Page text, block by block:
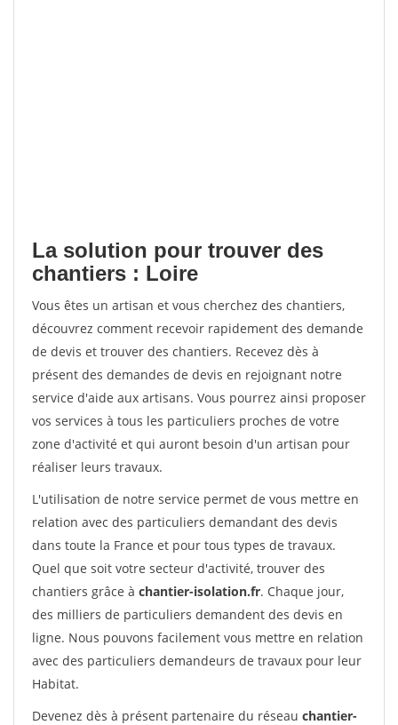
La solution pour trouver des
chantiers : Loire
Vous êtes un artisan et vous cherchez des chantiers,
découvrez comment recevoir rapidement des demande
de devis et trouver des chantiers. Recevez dès à
présent des demandes de devis en rejoignant notre
service d'aide aux artisans. Vous pourrez ainsi proposer
vos services à tous les particuliers proches de votre
zone d'activité et qui auront besoin d'un artisan pour
réaliser leurs travaux.
L'utilisation de notre service permet de vous mettre en
relation avec des particuliers demandant des devis
dans toute la France et pour tous types de travaux.
Quel que soit votre secteur d'activité, trouver des
chantiers grâce à chantier-isolation.fr. Chaque jour,
des milliers de particuliers demandent des devis en
ligne. Nous pouvons facilement vous mettre en relation
avec des particuliers demandeurs de travaux pour leur
Habitat.
Devenez dès à présent partenaire du réseau chantier-